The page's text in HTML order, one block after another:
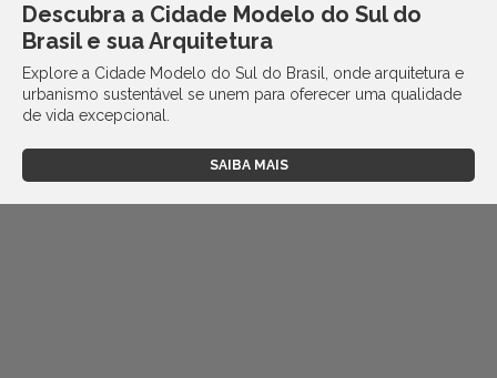
Descubra a Cidade Modelo do Sul do
Brasil e sua Arquitetura
Explore a Cidade Modelo do Sul do Brasil, onde arquitetura e
urbanismo sustentável se unem para oferecer uma qualidade
de vida excepcional.
SAIBA MAIS